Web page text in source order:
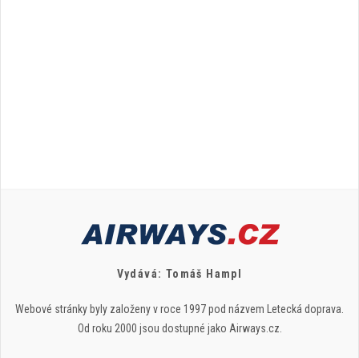
Vydává: Tomáš Hampl
Webové stránky byly založeny v roce 1997 pod názvem Letecká doprava.
Od roku 2000 jsou dostupné jako Airways.cz.